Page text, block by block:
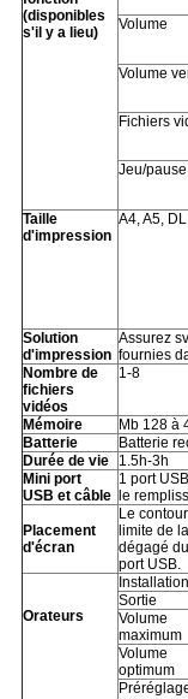
(disponibles
s'il y a lieu)
Volume
Volume
Fichiers
Jeu/pause
Taille
d'impression
A4, A5,
Solution
d'impression
Assurez
fournies
Nombre de
fichiers
vidéos
1-8
Mémoire
Mb 128 à
Batterie
Batterie
Durée de vie
1.5h-3h
Mini port
USB et câble
1 port
le
Placement
d'écran
Le
limite de
dégagé
port USB.
Orateurs
Installation
Sortie
Volume
maximum
Volume
optimum